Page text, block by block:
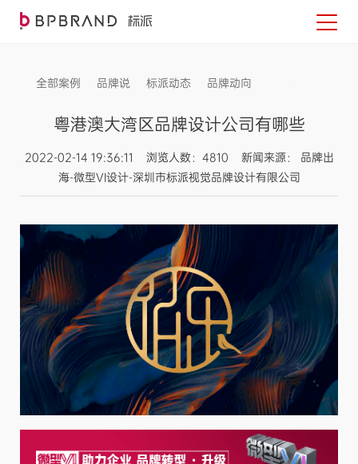
全部案例 品牌说 标派动态 品牌动向
粤港澳大湾区品牌设计公司有哪些
2022-02-14 19:36:11 浏览人数：4810 新闻来源： 品牌出
海-微型VI设计-深圳市标派视觉品牌设计有限公司